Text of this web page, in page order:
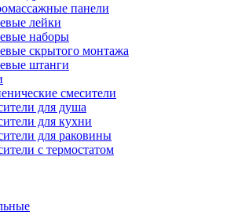
панели
лейки
наборы
скрытого монтажа
штанги
смесители
для душа
для кухни
для раковины
с термостатом